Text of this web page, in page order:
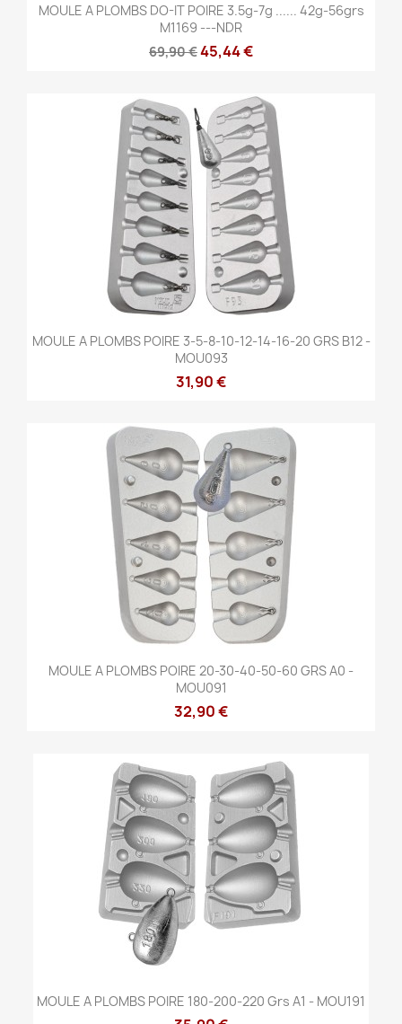
MOULE A PLOMBS DO-IT POIRE 3.5g-7g ...... 42g-56grs
M1169 ---NDR
69,90 €45,44 €
MOULE A PLOMBS POIRE 3-5-8-10-12-14-16-20 GRS B12 -
MOU093
31,90 €
MOULE A PLOMBS POIRE 20-30-40-50-60 GRS A0 -
MOU091
32,90 €
MOULE A PLOMBS POIRE 180-200-220 Grs A1 - MOU191